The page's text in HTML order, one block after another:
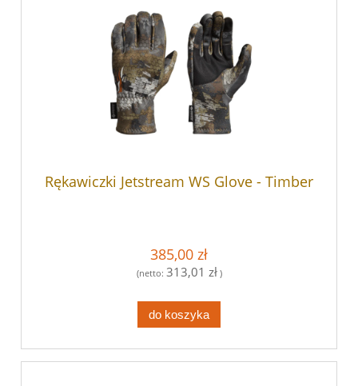
Rękawiczki Jetstream WS Glove - Timber
385,00 zł
(netto: 313,01 zł)
do koszyka